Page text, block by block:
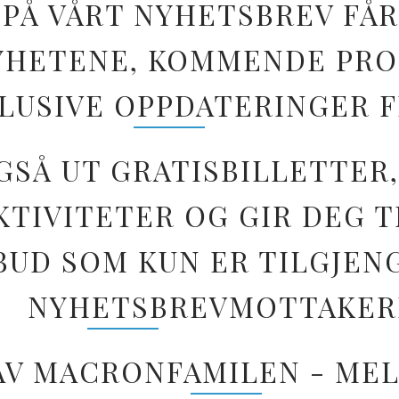
VÅRT NYHETSBREV
KOMMENDE
OPPDATERINGER
UT
OG GIR DEG
SOM KUN ER
MACRONFAMILEN -